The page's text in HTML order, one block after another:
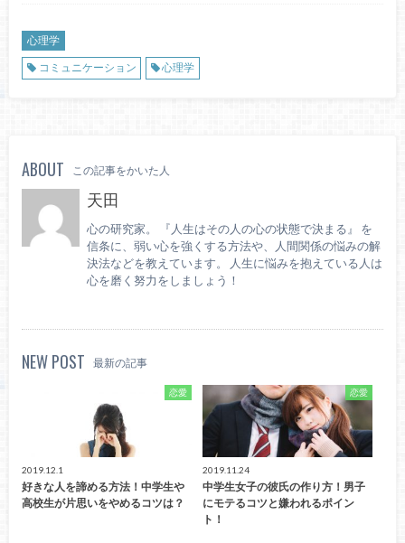
心理学
コミュニケーション
心理学
ABOUT この記事をかいた人
天田
心の研究家。 『人生はその人の心の状態で決まる』 を
信条に、弱い心を強くする方法や、人間関係の悩みの解
決法などを教えています。 人生に悩みを抱えている人は
心を磨く努力をしましょう！
NEW POST 最新の記事
恋愛
2019.12.1
好きな人を諦める方法！中学生や
高校生が片思いをやめるコツは？
恋愛
2019.11.24
中学生女子の彼氏の作り方！男子
にモテるコツと嫌われるポイン
ト！